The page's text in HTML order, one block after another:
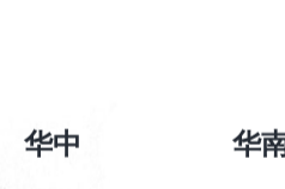
华中 华